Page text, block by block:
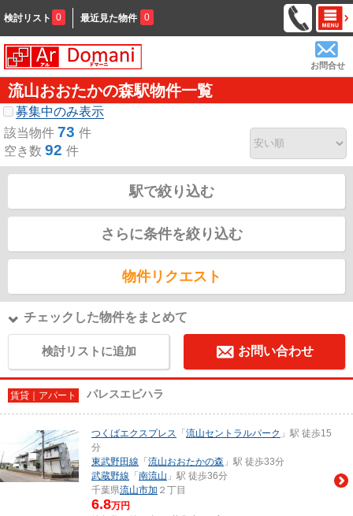
検討リスト 0 最近見た物件 0
お問合せ
流山おおたかの森駅物件一覧
募集中のみ表示
該当物件 73 件
空き数 92 件
駅で絞り込む
さらに条件を絞り込む
物件リクエスト
チェックした物件をまとめて
検討リストに追加 お問い合わせ
賃貸｜アパート パレスエビハラ
つくばエクスプレス 「 流山セントラルパーク 」駅 徒歩15
分
東武野田線 「 流山おおたかの森 」駅 徒歩33分
武蔵野線 「 南流山 」駅 徒歩36分
千葉県流山市加 ２丁目
6.8万円